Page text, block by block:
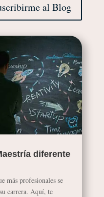
al Blog
diferente
más profesionales se
carrera. Aquí, te